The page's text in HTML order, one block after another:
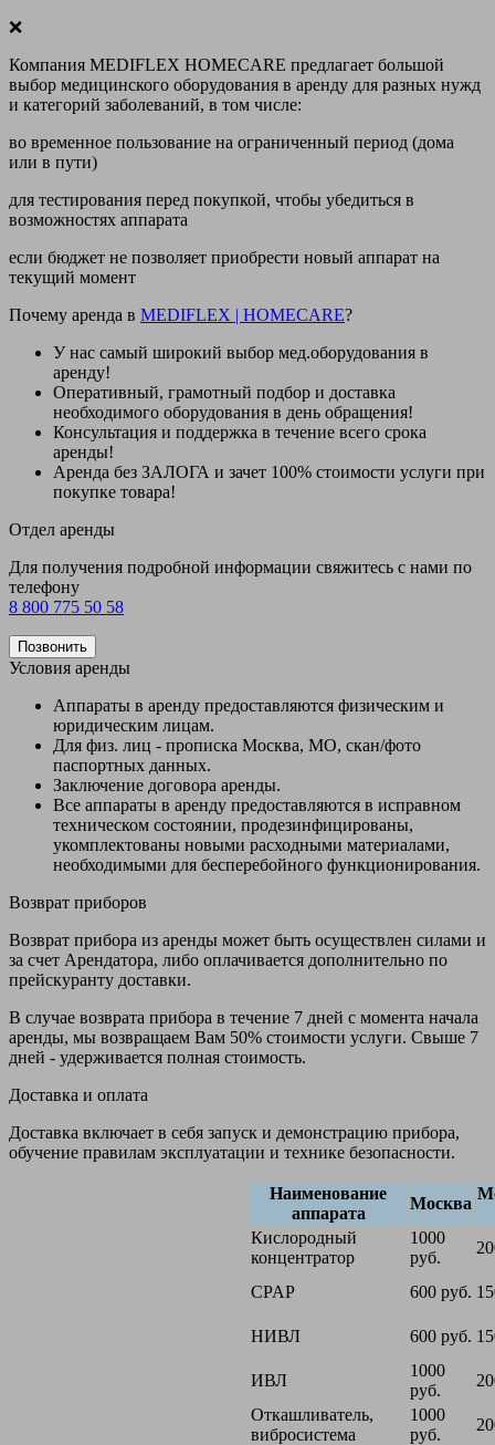
❌
Компания MEDIFLEX HOMECARE предлагает большой
выбор медицинского оборудования в аренду для разных нужд
и категорий заболеваний, в том числе:
во временное пользование на ограниченный период (дома
или в пути)
для тестирования перед покупкой, чтобы убедиться в
возможностях аппарата
если бюджет не позволяет приобрести новый аппарат на
текущий момент
Почему аренда в MEDIFLEX | HOMECARE?
У нас самый широкий выбор мед.оборудования в
аренду!
Оперативный, грамотный подбор и доставка
необходимого оборудования в день обращения!
Консультация и поддержка в течение всего срока
аренды!
Аренда без ЗАЛОГА и зачет 100% стоимости услуги при
покупке товара!
Отдел аренды
Для получения подробной информации свяжитесь с нами по
телефону
8 800 775 50 58
Позвонить
Условия аренды
Аппараты в аренду предоставляются физическим и
юридическим лицам.
Для физ. лиц - прописка Москва, МО, скан/фото
паспортных данных.
Заключение договора аренды.
Все аппараты в аренду предоставляются в исправном
техническом состоянии, продезинфицированы,
укомплектованы новыми расходными материалами,
необходимыми для бесперебойного функционирования.
Возврат приборов
Возврат прибора из аренды может быть осуществлен силами и
за счет Арендатора, либо оплачивается дополнительно по
прейскуранту доставки.
В случае возврата прибора в течение 7 дней с момента начала
аренды, мы возвращаем Вам 50% стоимости услуги. Свыше 7
дней - удерживается полная стоимость.
Доставка и оплата
Доставка включает в себя запуск и демонстрацию прибора,
обучение правилам эксплуатации и технике безопасности.
Наименование
аппарата
Москва
Кислородный
концентратор
1000
руб.
CPAP 600 руб.
НИВЛ 600 руб.
ИВЛ
1000
руб.
Откашливатель,
вибросистема
1000
руб.